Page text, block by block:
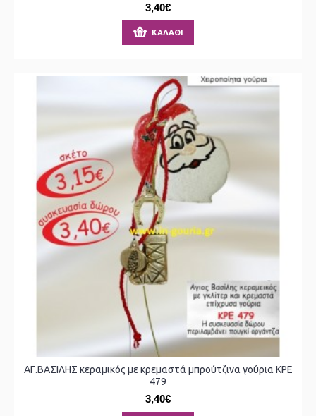
3,40€
ΚΑΛΆΘΙ
ΑΓ.ΒΑΣΙΛΗΣ κεραμικός με κρεμαστά μπρούτζινα γούρια ΚΡΕ
479
3,40€